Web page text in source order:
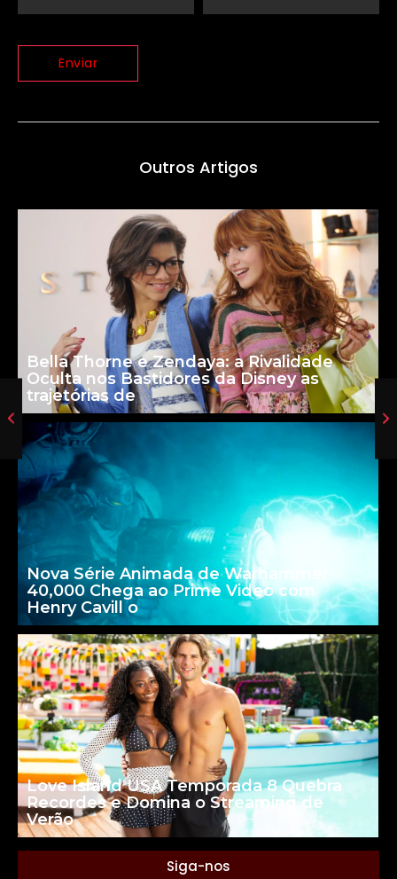
Outros Artigos
Bella Thorne e Zendaya: a Rivalidade
Oculta nos Bastidores da Disney as
trajetórias de
Nova Série Animada de Warhammer
40,000 Chega ao Prime Video com
Henry Cavill o
Love Island USA Temporada 8 Quebra
Recordes e Domina o Streaming de
Verão
Siga-nos